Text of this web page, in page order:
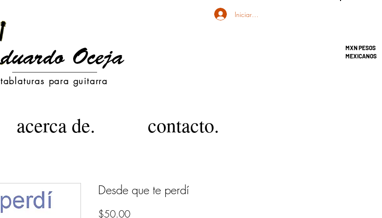
MXN PESOS
MEXICANOS
Iniciar sesión
tablaturas para guitarra
acerca de. contacto.
Desde que te perdí
$50.00Precio